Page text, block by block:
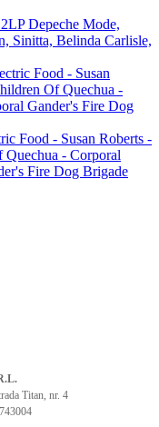
Depeche Mode,
Sinitta, Belinda Carlisle,
Food - Susan Roberts -
- Corporal
Fire Dog Brigade
Titan, nr. 4